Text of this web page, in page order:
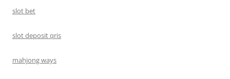
slot bet
slot deposit qris
mahjong ways